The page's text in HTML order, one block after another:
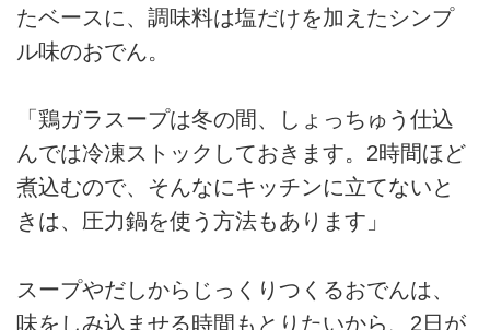
たベースに、調味料は塩だけを加えたシンプ
ル味のおでん。
「鶏ガラスープは冬の間、しょっちゅう仕込
んでは冷凍ストックしておきます。2時間ほど
煮込むので、そんなにキッチンに立てないと
きは、圧力鍋を使う方法もあります」
スープやだしからじっくりつくるおでんは、
味をしみ込ませる時間もとりたいから、2日が